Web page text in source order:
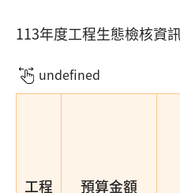
113年度工程生態檢核資
undefined
工程
預算金額